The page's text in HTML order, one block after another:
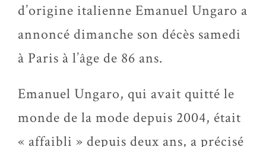
d’origine italienne Emanuel Ungaro a
annoncé dimanche son décès samedi
à Paris à l’âge de 86 ans.
Emanuel Ungaro, qui avait quitté le
monde de la mode depuis 2004, était
« affaibli » depuis deux ans, a précisé